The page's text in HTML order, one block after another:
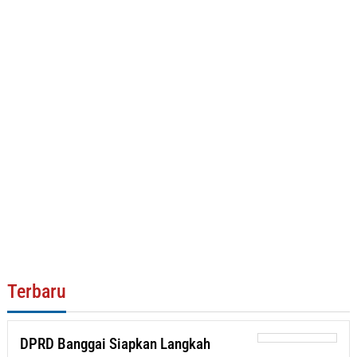
Terbaru
DPRD Banggai Siapkan Langkah